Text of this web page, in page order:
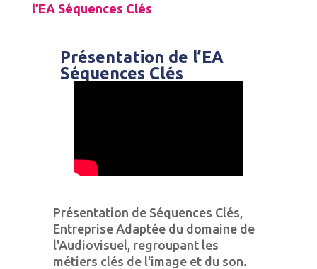
l’EA Séquences Clés
Présentation de l’EA
Séquences Clés
Présentation de Séquences Clés,
Entreprise Adaptée du domaine de
l'Audiovisuel, regroupant les
métiers clés de l'image et du son.